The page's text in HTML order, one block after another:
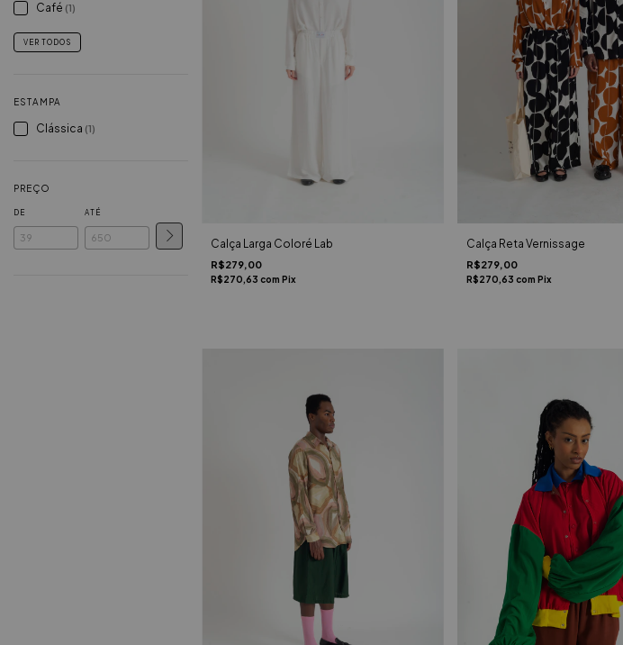
Café (1)
VER TODOS
ESTAMPA
Clássica (1)
PREÇO
DE ATÉ
Calça Larga Coloré Lab
R$279,00
R$270,63 com Pix
Calça Reta Vernissage
R$279,00
R$270,63 com Pix